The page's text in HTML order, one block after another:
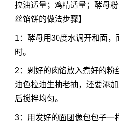
拉油适量；鸡精适量；酵母
丝馅饼的做法步骤】
1：酵母用30度水调开和面，
时。
2：剁好的肉馅放入煮好的粉
油色拉油生抽老抽，还要添
后搅拌均匀。
3：用发好的面团像包包子一